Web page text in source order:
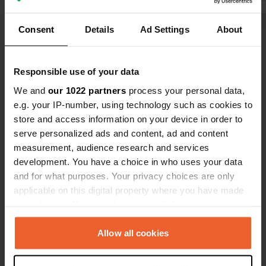
Consent Details Ad Settings About
Responsible use of your data
We and our 1022 partners process your personal data,
e.g. your IP-number, using technology such as cookies to
store and access information on your device in order to
serve personalized ads and content, ad and content
measurement, audience research and services
development. You have a choice in who uses your data
and for what purposes. Your privacy choices are only
applicable on this digital property where you have made
any time from the Cookie Declaration or by clicking on
the Privacy trigger icon.Allow all cookies
avait aucun moyen de vider les
une rallonge.
Voir tous les 8 avis
Es-tu déjà venu ici ?
Contact
Emplacement
84220, Bitine, Monténégro